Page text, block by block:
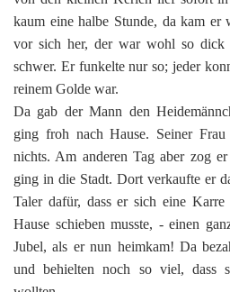
kaum eine halbe Stunde, da kam
vor sich her, der war wohl so dick
schwer. Er funkelte nur so; jeder
reinem Golde war.
Da gab der Mann den
ging froh nach Hause. Seiner
nichts. Am anderen Tag aber zog
ging in die Stadt. Dort verkaufte er
Taler dafür, dass er sich eine
Hause schieben musste, - einen
Jubel, als er nun heimkam! Da
und behielten noch so viel, dass